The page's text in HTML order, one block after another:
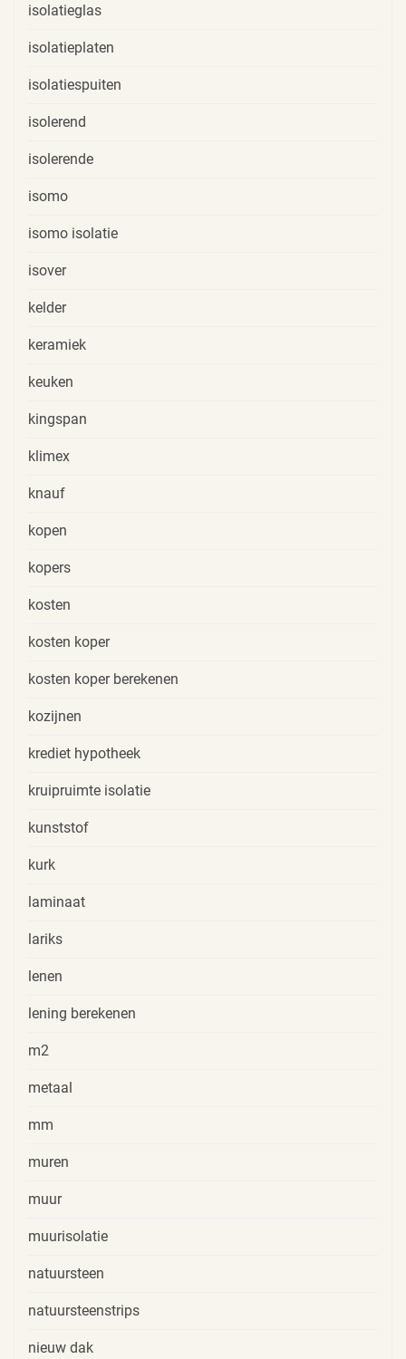
isolatieglas
isolatieplaten
isolatiespuiten
isolerend
isolerende
isomo
isomo isolatie
isover
kelder
keramiek
keuken
kingspan
klimex
knauf
kopen
kopers
kosten
kosten koper
kosten koper berekenen
kozijnen
krediet hypotheek
kruipruimte isolatie
kunststof
kurk
laminaat
lariks
lenen
lening berekenen
m2
metaal
mm
muren
muur
muurisolatie
natuursteen
natuursteenstrips
nieuw dak